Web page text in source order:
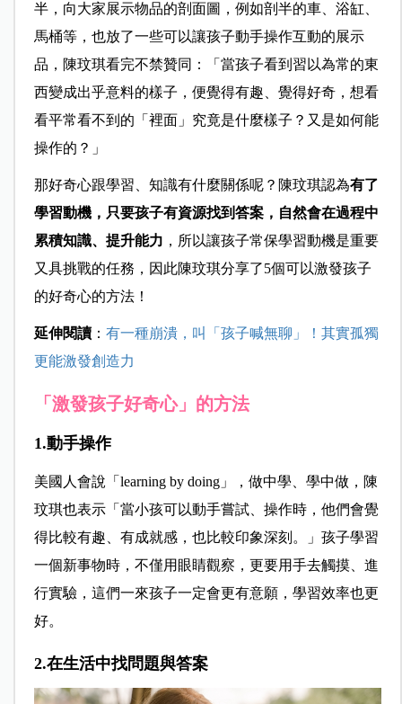
半，向大家展示物品的剖面圖，例如剖半的車、浴缸、
馬桶等，也放了一些可以讓孩子動手操作互動的展示
品，陳玟琪看完不禁贊同：「當孩子看到習以為常的東
西變成出乎意料的樣子，便覺得有趣、覺得好奇，想看
看平常看不到的「裡面」究竟是什麼樣子？又是如何能
操作的？」
那好奇心跟學習、知識有什麼關係呢？陳玟琪認為有了
學習動機，只要孩子有資源找到答案，自然會在過程中
累積知識、提升能力 ，所以讓孩子常保學習動機是重要
又具挑戰的任務，因此陳玟琪分享了5個可以激發孩子
的好奇心的方法！
延伸閱讀： 有一種崩潰，叫「孩子喊無聊」！其實孤獨
更能激發創造力
「激發孩子好奇心」的方法
1.動手操作
美國人會說「learning by doing」，做中學、學中做，陳
玟琪也表示「當小孩可以動手嘗試、操作時，他們會覺
得比較有趣、有成就感，也比較印象深刻。」孩子學習
一個新事物時，不僅用眼睛觀察，更要用手去觸摸、進
行實驗，這們一來孩子一定會更有意願，學習效率也更
好。
2.在生活中找問題與答案